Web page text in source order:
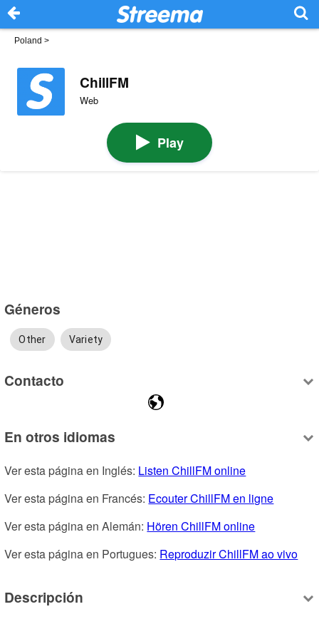
Poland >
ChillFM
Web
Play
Géneros
Other Variety
Contacto
En otros idiomas
Ver esta página en Inglés: Listen ChillFM online
Ver esta página en Francés: Ecouter ChillFM en ligne
Ver esta página en Alemán: Hören ChillFM online
Ver esta página en Portugues: Reproduzir ChillFM ao vivo
Descripción